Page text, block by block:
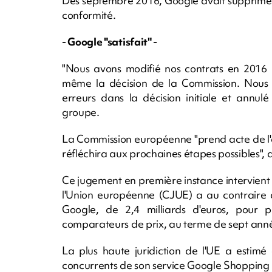
conformité.
- Google "satisfait" -
"Nous avons modifié nos contrats en
même la décision de la Commission.
erreurs dans la décision initiale et
groupe.
La Commission européenne "prend acte
réfléchira aux prochaines étapes possibles",
Ce jugement en première instance
l'Union européenne (CJUE) a au
Google, de 2,4 milliards d'euros, pour
comparateurs de prix, au terme de sept
La plus haute juridiction de l'UE a
concurrents de son service Google